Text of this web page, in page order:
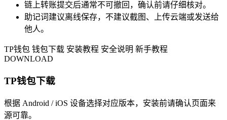
链上转账提交后通常不可撤回，确认前请仔细核对。
助记词建议离线保存，不建议截图、上传云端或发送给
他人。
TP钱包 钱包下载 安装教程 安全说明 新手教程
DOWNLOAD
TP钱包下载
根据 Android / iOS 设备选择对应版本，安装前请确认页面来
源可靠。